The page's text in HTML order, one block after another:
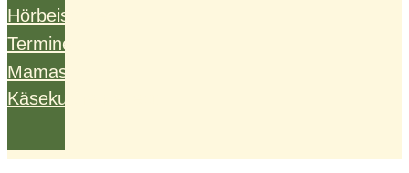
Hörbeispiele
Termine
Mamas
Käsekuchenrezept